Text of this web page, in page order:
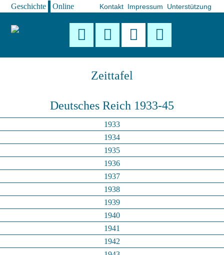
Navigation
Kontakt Impressum Unterstützung
Geschichte Online
Navigation
Zeittafel
Deutsches Reich 1933-45
1933
1934
1935
1936
1937
1938
1939
1940
1941
1942